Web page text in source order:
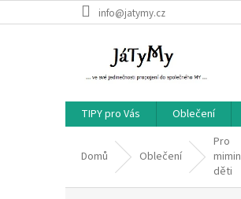
na
info@jatymy.cz
TIPY pro Vás Oblečení
Domů Oblečení
Pro
děti